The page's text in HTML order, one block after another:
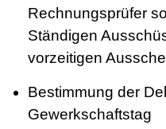
Rechnungsprüfer
Ständigen
vorzeitigen
Bestimmung der
Gewerkschaftstag